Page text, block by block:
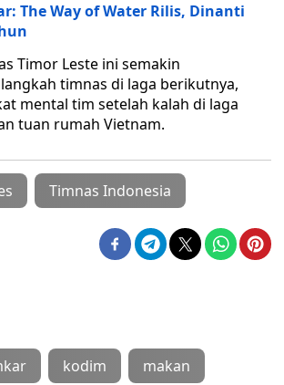
The Way of Water Rilis, Dinanti
Timor Leste ini semakin
timnas di laga berikutnya,
mental tim setelah kalah di laga
tuan rumah Vietnam.
Timnas Indonesia
kodim makan